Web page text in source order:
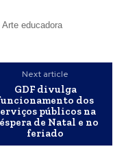
educadora
Next article
GDF divulga
dos
públicos na
de Natal e no
feriado